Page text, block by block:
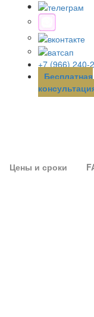
+7 (966) 240-
Бесплатная
Цены и сроки